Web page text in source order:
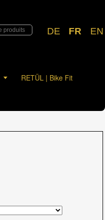
DE FR EN
RETÜL | Bike Fit